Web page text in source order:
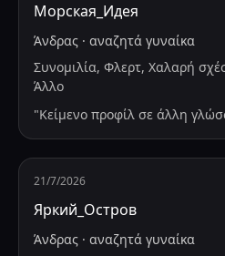
Морская_Идея
Άνδρας · αναζητά γυναίκα
Συνομιλία, Φλερτ, Χαλαρή
Άλλο
"Κείμενο προφίλ σε άλλη
21/7/2026
Яркий_Остров
Άνδρας · αναζητά γυναίκα